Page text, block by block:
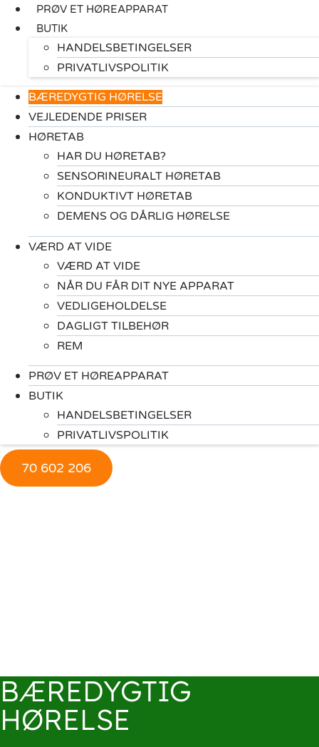
PRØV ET HØREAPPARAT
BUTIK
HANDELSBETINGELSER
PRIVATLIVSPOLITIK
BÆREDYGTIG HØRELSE
VEJLEDENDE PRISER
HØRETAB
HAR DU HØRETAB?
SENSORINEURALT HØRETAB
KONDUKTIVT HØRETAB
DEMENS OG DÅRLIG HØRELSE
VÆRD AT VIDE
VÆRD AT VIDE
NÅR DU FÅR DIT NYE APPARAT
VEDLIGEHOLDELSE
DAGLIGT TILBEHØR
REM
PRØV ET HØREAPPARAT
BUTIK
HANDELSBETINGELSER
PRIVATLIVSPOLITIK
70 602 206
BÆREDYGTIG
HØRELSE